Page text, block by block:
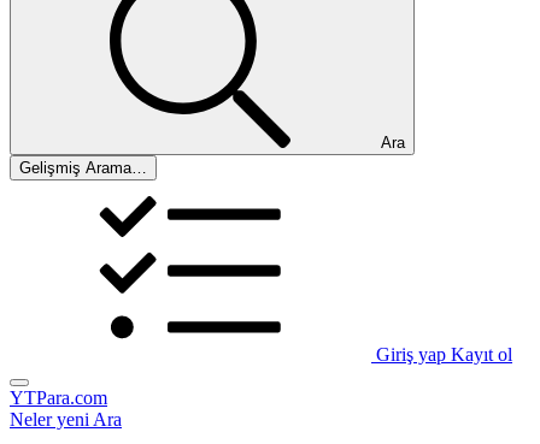
Ara
Gelişmiş Arama…
Giriş yap Kayıt ol
YTPara.com
Neler yeniAra